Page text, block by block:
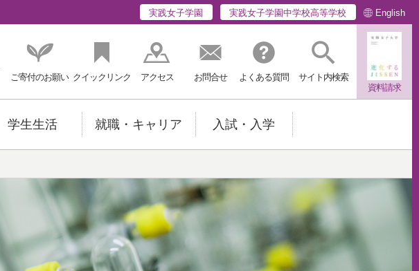
実践女子学園 実践女子学園中学校高等学校 English
ご寄付のお願い クイックリンク アクセス お問合せ よくある質問
サイト内検索
資料請求
学生生活 就職・キャリア 入試・入学